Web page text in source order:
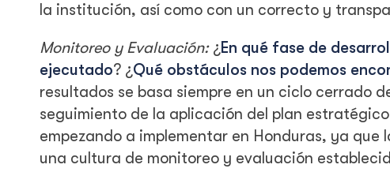
la institución, así como con un correcto y
Monitoreo y Evaluación:¿En qué fase de
ejecutado? ¿Qué obstáculos nos podemos
resultados se basa siempre en un ciclo cerrado
seguimiento de la aplicación del plan
empezando a implementar en Honduras, ya
una cultura de monitoreo y evaluación